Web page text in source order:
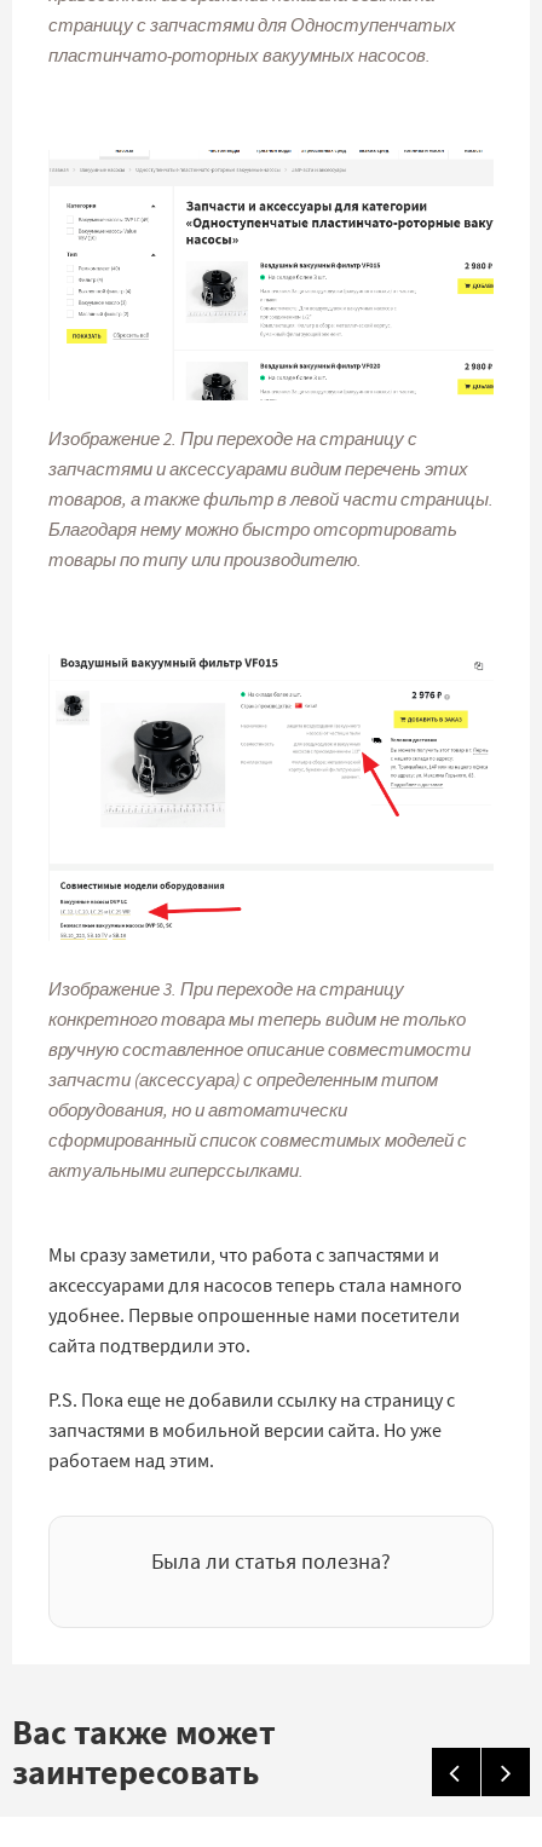
страницу с запчастями для Одноступенчатых
пластинчато-роторных вакуумных насосов.
Изображение 2. При переходе на страницу с
запчастями и аксессуарами видим перечень этих
товаров, а также фильтр в левой части страницы.
Благодаря нему можно быстро отсортировать
товары по типу или производителю.
Изображение 3. При переходе на страницу
конкретного товара мы теперь видим не только
вручную составленное описание совместимости
запчасти (аксессуара) с определенным типом
оборудования, но и автоматически
сформированный список совместимых моделей с
актуальными гиперссылками.
Мы сразу заметили, что работа с запчастями и
аксессуарами для насосов теперь стала намного
удобнее. Первые опрошенные нами посетители
сайта подтвердили это.
P.S. Пока еще не добавили ссылку на страницу с
запчастями в мобильной версии сайта. Но уже
работаем над этим.
Была ли статья полезна?
Вас также может
заинтересовать